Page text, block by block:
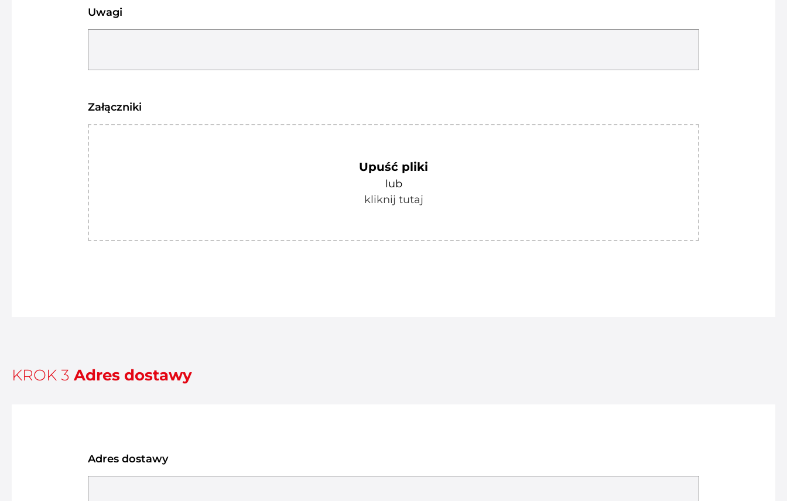
Uwagi
Załączniki
Upuść pliki
lub
kliknij tutaj
KROK 3 Adres dostawy
Adres dostawy